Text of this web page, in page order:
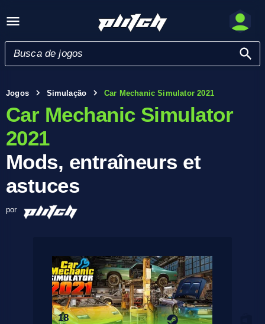
Jogos Simulação Car Mechanic Simulator 2021
Car Mechanic Simulator
2021
Mods, entraîneurs et
astuces
por
18